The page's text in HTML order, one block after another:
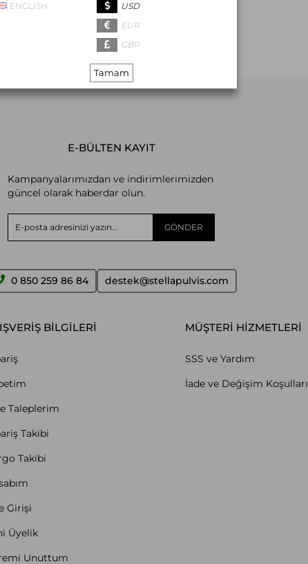
ENGLISH
USD
EUR
GBP
Tamam
Bizi Takip Edin
E-BÜLTEN KAYIT
Kampanyalarımızdan ve indirimlerimizden
güncel olarak haberdar olun.
GÖNDER
0 850 259 86 84 destek@stellapulvis.com
BİLGİLERİ
Taleplerim
Takibi
Takibi
Girişi
Üyelik
Unuttum
MÜŞTERİ HİZMETLERİ
SSS ve Yardım
İade ve Değişim Koşulları